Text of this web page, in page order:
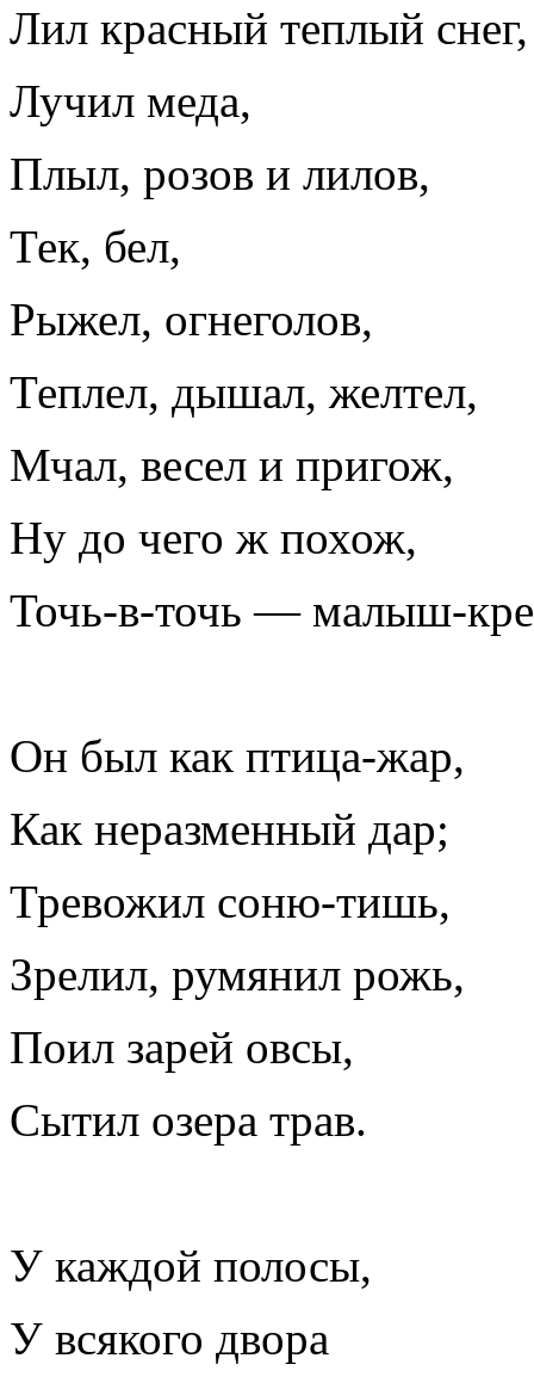
Лил красный теплый снег,
Лучил меда,
Плыл, розов и лилов,
Тек, бел,
Рыжел, огнеголов,
Теплел, дышал, желтел,
Мчал, весел и пригож,
Ну до чего ж похож,
Точь-в-точь — малыш-
Он был как птица-жар,
Как неразменный дар;
Тревожил соню-тишь,
Зрелил, румянил рожь,
Поил зарей овсы,
Сытил озера трав.
У каждой полосы,
У всякого двора